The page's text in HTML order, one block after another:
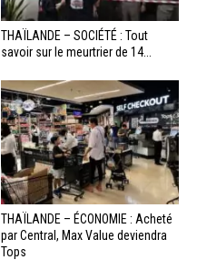
THAÏLANDE – SOCIÉTÉ : Tout
savoir sur le meurtrier de 14...
THAÏLANDE – ÉCONOMIE : Acheté
par Central, Max Value deviendra
Tops